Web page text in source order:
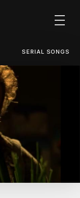
SERIAL SONGS